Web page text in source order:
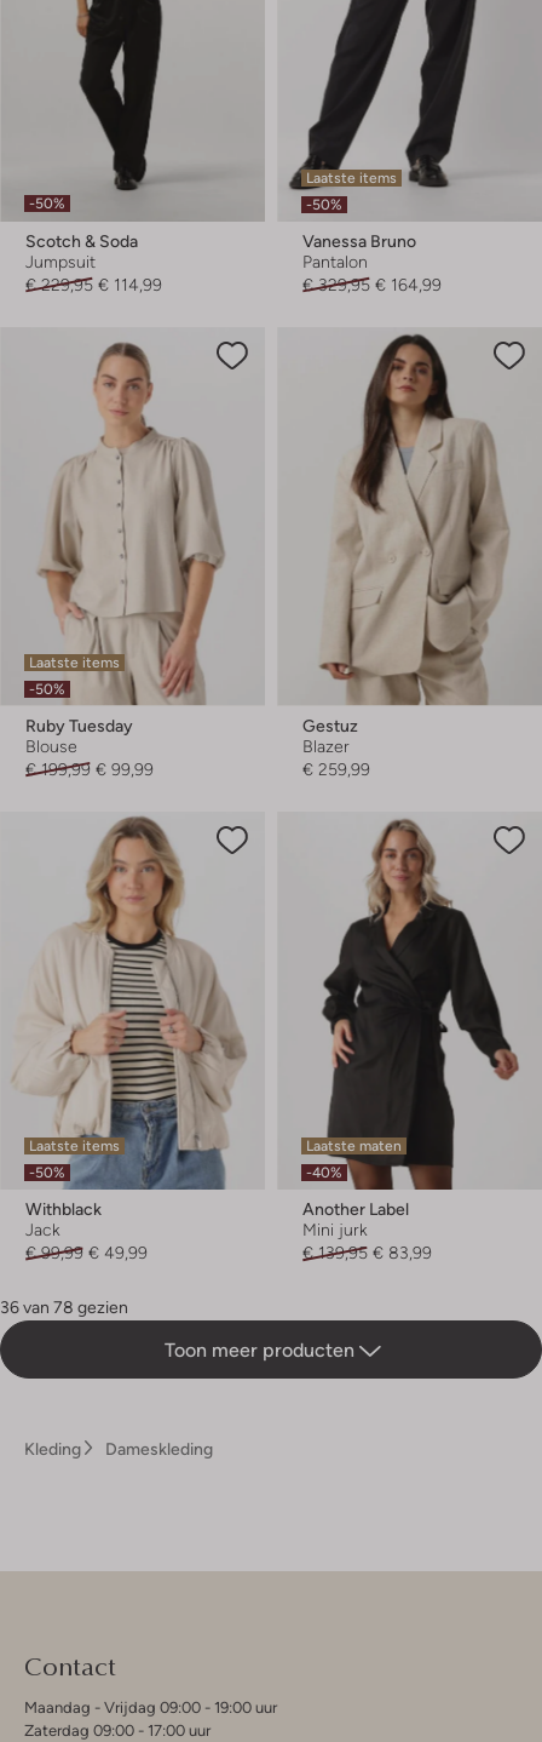
-50%
Scotch & Soda
Jumpsuit
€ 229,95 € 114,99
Laatste items
-50%
Vanessa Bruno
Pantalon
€ 329,95 € 164,99
Laatste items
-50%
Ruby Tuesday
Blouse
€ 199,99 € 99,99
Gestuz
Blazer
€ 259,99
Laatste items
-50%
Withblack
Jack
€ 99,99 € 49,99
Laatste maten
-40%
Another Label
Mini jurk
€ 139,95 € 83,99
36 van 78 gezien
Toon meer producten
Kleding Dameskleding
Contact
Maandag - Vrijdag 09:00 - 19:00 uur
Zaterdag 09:00 - 17:00 uur